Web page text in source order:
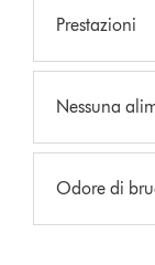
Prestazioni
Nessuna
Odore di